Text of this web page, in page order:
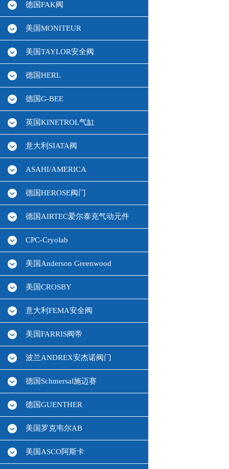
德国FAK阀
美国MONITEUR
美国TAYLOR安全阀
德国HERL
德国G-BEE
英国KINETROL气缸
意大利SIATA阀
ASAHI/AMERICA
德国HEROSE阀门
德国AIRTEC爱尔泰克气动元件
CPC-Cryolab
美国Anderson Greenwood
美国CROSBY
意大利FEMA安全阀
美国FARRIS阀帝
波兰ANDREX安杰诺阀门
德国Schmersal施迈赛
德国GUENTHER
美国罗克韦尔AB
美国ASCO阿斯卡